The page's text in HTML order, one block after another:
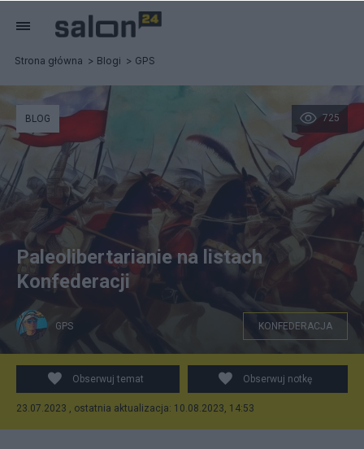
Strona główna Blogi GPS
725
BLOG
Paleolibertarianie na listach
Konfederacji
GPS KONFEDERACJA
Obserwuj temat Obserwuj notkę
23.07.2023 , ostatnia aktualizacja: 10.08.2023, 14:53